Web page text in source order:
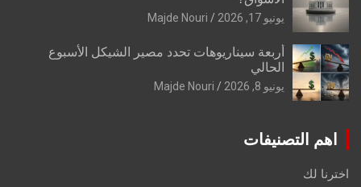
يونيو 17, 2026 Majde Nouri
أربعة سيناريوهات تحدد مصير الشيكل الأسبوع
الحالي
يونيو 8, 2026 Majde Nouri
اهم التصنيفات
اخترنا لك